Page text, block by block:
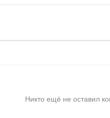
Никто ещё не оставил